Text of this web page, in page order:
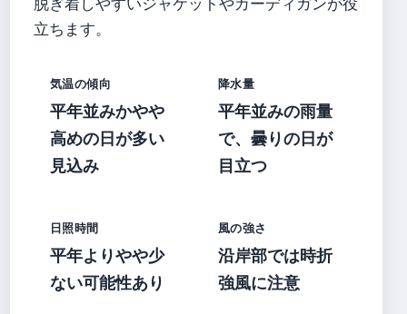
立ちます。
気温の傾向
平年並みかやや
高めの日が多い
見込み
降水量
平年並みの雨量
で、曇りの日が
目立つ
日照時間
平年よりやや少
ない可能性あり
風の強さ
沿岸部では時折
強風に注意